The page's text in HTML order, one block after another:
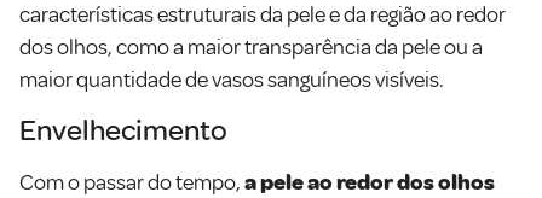
características estruturais da pele e da região ao redor
dos olhos, como a maior transparência da pele ou a
maior quantidade de vasos sanguíneos visíveis.
Envelhecimento
Com o passar do tempo,a pele ao redor dos olhos